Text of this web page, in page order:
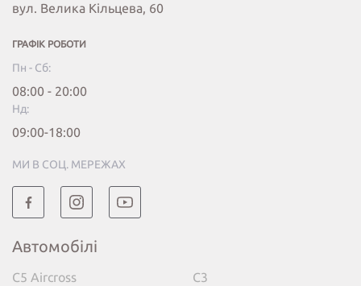
вул. Велика Кільцева, 60
ГРАФІК РОБОТИ
Пн - Сб:
08:00 - 20:00
Нд:
09:00-18:00
МИ В СОЦ. МЕРЕЖАХ
Автомобілі
C5 Aircross
C3